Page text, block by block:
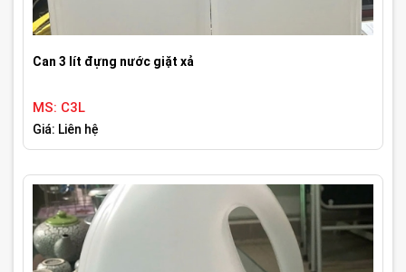
Can 3 lít đựng nước giặt xả
MS: C3L
Giá: Liên hệ